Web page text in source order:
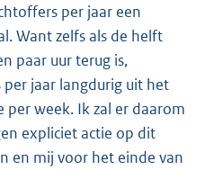
per jaar een
Want zelfs als de helft
paar uur terug is,
jaar langdurig uit het
per week. Ik zal er daarom
expliciet actie op dit
en mij voor het einde van